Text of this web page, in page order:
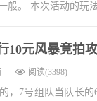
般。 本次活动的玩
10元风暴竞拍
阅读(3398)
，7号组队当队长